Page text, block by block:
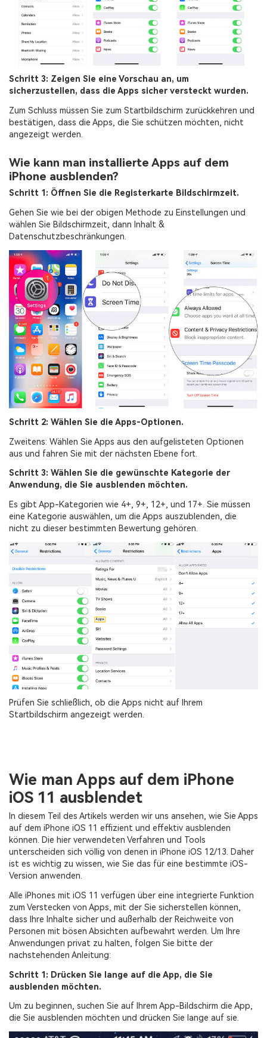
Schritt 3: Zeigen Sie eine Vorschau an, um
sicherzustellen, dass die Apps sicher versteckt wurden.
Zum Schluss müssen Sie zum Startbildschirm zurückkehren und
bestätigen, dass die Apps, die Sie schützen möchten, nicht
angezeigt werden.
Wie kann man installierte Apps auf dem
iPhone ausblenden?
Schritt 1: Öffnen Sie die Registerkarte Bildschirmzeit.
Gehen Sie wie bei der obigen Methode zu Einstellungen und
wählen Sie Bildschirmzeit, dann Inhalt &
Datenschutzbeschränkungen.
Schritt 2: Wählen Sie die Apps-Optionen.
Zweitens: Wählen Sie Apps aus den aufgelisteten Optionen
aus und fahren Sie mit der nächsten Ebene fort.
Schritt 3: Wählen Sie die gewünschte Kategorie der
Anwendung, die Sie ausblenden möchten.
Es gibt App-Kategorien wie 4+, 9+, 12+, und 17+. Sie müssen
eine Kategorie auswählen, um die Apps auszublenden, die
nicht zu dieser bestimmten Bewertung gehören.
Prüfen Sie schließlich, ob die Apps nicht auf Ihrem
Startbildschirm angezeigt werden.
Wie man Apps auf dem iPhone
iOS 11 ausblendet
In diesem Teil des Artikels werden wir uns ansehen, wie Sie Apps
auf dem iPhone iOS 11 effizient und effektiv ausblenden
können. Die hier verwendeten Verfahren und Tools
unterscheiden sich völlig von denen in iPhone iOS 12/13. Daher
ist es wichtig zu wissen, wie Sie das für eine bestimmte iOS-
Version anwenden.
Alle iPhones mit iOS 11 verfügen über eine integrierte Funktion
zum Verstecken von Apps, mit der Sie sicherstellen können,
dass Ihre Inhalte sicher und außerhalb der Reichweite von
Personen mit bösen Absichten aufbewahrt werden. Um Ihre
Anwendungen privat zu halten, folgen Sie bitte der
nachstehenden Anleitung:
Schritt 1: Drücken Sie lange auf die App, die Sie
ausblenden möchten.
Um zu beginnen, suchen Sie auf Ihrem App-Bildschirm die App,
die Sie ausblenden möchten und drücken Sie lange auf sie.